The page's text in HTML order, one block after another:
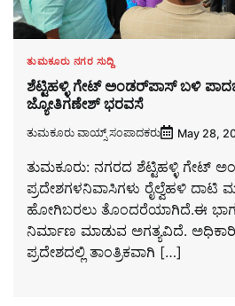
ತುಮಕೂರು ನಗರ ಸುದ್ದಿ
ಶೆಟ್ಟಿಹಳ್ಳಿ ಗೇಟ್ ಅಂಡರ್‌ಪಾಸ್ ಬಳಿ
ಜ್ಯೋತಿಗಣೇಶ್ ಭರವಸೆ
ತುಮಕೂರು ವಾಯ್ಸ್ ಸಂಪಾದಕರು May 28,
ತುಮಕೂರು: ನಗರದ ಶೆಟ್ಟಿಹಳ್ಳಿ ಗೇಟ್
ಪ್ರದೇಶಗಳನಿವಾಸಿಗಳು ರೈಲ್ವೆಹಳಿ ದಾಟಿ
ಹೋಗಿಬರಲು ತೊಂದರೆಯಾಗಿದೆ.ಈ
ನಿರ್ಮಾಣ ಮಾಡುವ ಅಗತ್ಯವಿದೆ.
ಪ್ರದೇಶದಲ್ಲಿ ತಾಂತ್ರಿಕವಾಗಿ […]